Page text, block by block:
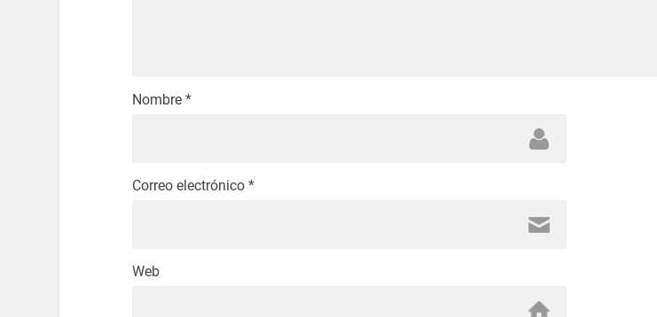
Nombre *
Correo electrónico *
Web